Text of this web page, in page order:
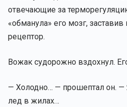
отвечающие за
«обманула» его мозг,
рецептор.
Вожак судорожно вздохнул.
— Холодно… — прошептал он. —
лед в жилах…